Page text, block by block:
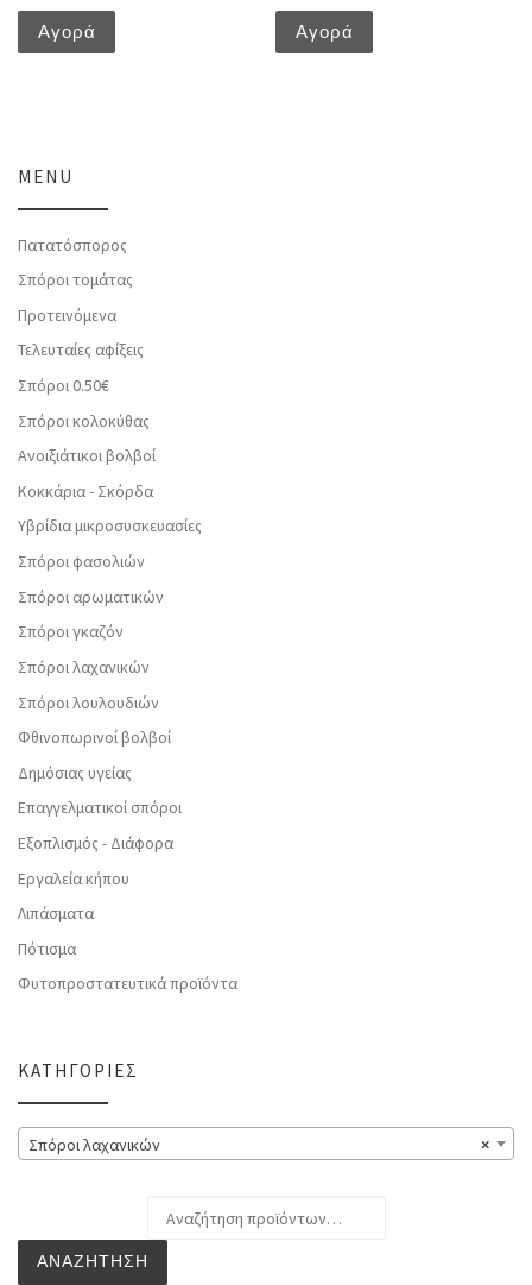
Αγορά Αγορά
MENU
Πατατόσπορος
Σπόροι τομάτας
Προτεινόμενα
Τελευταίες αφίξεις
Σπόροι 0.50€
Σπόροι κολοκύθας
Ανοιξιάτικοι βολβοί
Κοκκάρια - Σκόρδα
Υβρίδια μικροσυσκευασίες
Σπόροι φασολιών
Σπόροι αρωματικών
Σπόροι γκαζόν
Σπόροι λαχανικών
Σπόροι λουλουδιών
Φθινοπωρινοί βολβοί
Δημόσιας υγείας
Επαγγελματικοί σπόροι
Εξοπλισμός - Διάφορα
Εργαλεία κήπου
Λιπάσματα
Πότισμα
Φυτοπροστατευτικά προϊόντα
ΚΑΤΗΓΟΡΊΕΣ
×
Σπόροι λαχανικών
ΑΝΑΖΉΤΗΣΗ